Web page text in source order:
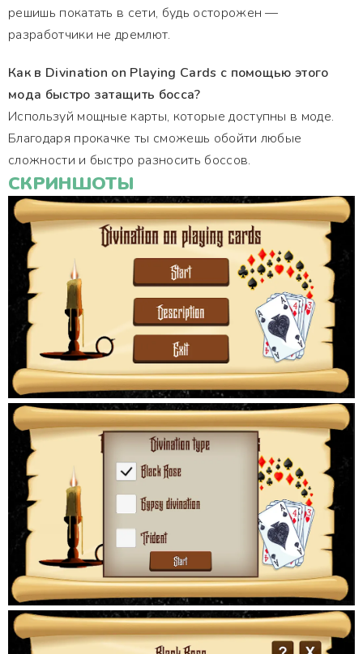
решишь покатать в сети, будь осторожен —
разработчики не дремлют.
Как в Divination on Playing Cards с помощью этого
мода быстро затащить босса?
Используй мощные карты, которые доступны в моде.
Благодаря прокачке ты сможешь обойти любые
сложности и быстро разносить боссов.
СКРИНШОТЫ